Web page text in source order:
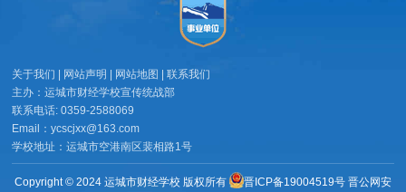
关于我们 | 网站声明 | 网站地图 | 联系我们
主办：运城市财经学校宣传统战部
联系电话: 0359-2588069
Email：ycscjxx@163.com
学校地址：运城市空港南区裴相路1号
Copyright © 2024 运城市财经学校 版权所有 晋ICP备19004519号 晋公网安